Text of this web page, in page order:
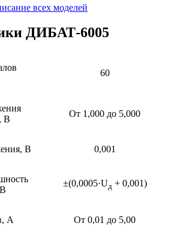
всех моделей
ДИБАТ-6005
60
В
От 1,000 до 5,000
В 0,001
±(0,0005·Uд + 0,001)
А От 0,01 до 5,00